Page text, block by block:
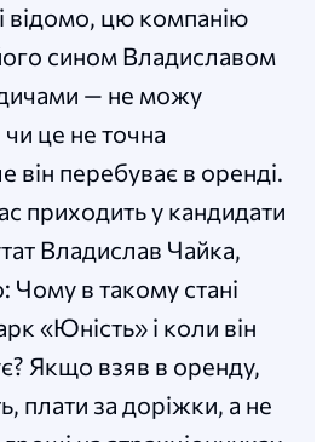
відомо, цю компанію
сином Владиславом
— не можу
це не точна
він перебуває в оренді.
приходить у кандидати
Владислав Чайка,
Чому в такому стані
«Юність» і коли він
Якщо взяв в оренду,
плати за доріжки, а не